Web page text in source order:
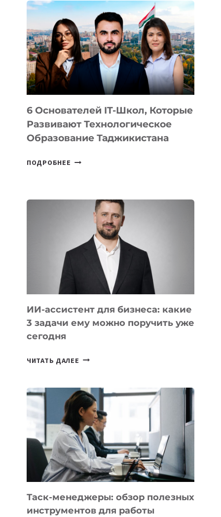
ВНЕШНЕГО
ВИДА
НОВОГО
УСТРОЙСТВА
ОТ
OPENAI
6 Основателей IT-Школ, Которые
Развивают Технологическое
Образование Таджикистана
ПОДРОБНЕЕ
КОТОРЫЕ
РАЗВИВАЮТ
ТЕХНОЛОГИЧЕСКОЕ
ОБРАЗОВАНИЕ
ТАДЖИКИСТАНА
ИИ-ассистент для бизнеса: какие
3 задачи ему можно поручить уже
сегодня
ЧИТАТЬ ДАЛЕЕ ИИ-
БИЗНЕСА:
КАКИЕ
3
ЗАДАЧИ
ЕМУ
МОЖНО
ПОРУЧИТЬ
УЖЕ
СЕГОДНЯ
Таск-менеджеры: обзор полезных
инструментов для работы